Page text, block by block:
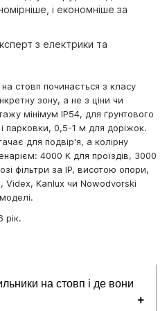
і економніше за
з електрики та
на стовп починається з класу
зону, а не з ціни чи
мінімум IP54, для ґрунтового
парковки, 0,5-1 м для доріжок.
для подвір'я, а колірну
4000 K для проїздів, 3000
фільтри за IP, висотою опори,
Videx, Kanlux чи Nowodvorski
рік.
на стовп і де вони